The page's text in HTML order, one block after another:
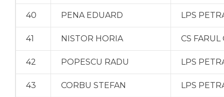
40 PENA EDUARD LPS
41 NISTOR HORIA CS FARUL
42 POPESCU RADU LPS
43 CORBU STEFAN LPS